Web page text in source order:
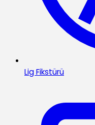
Lig Fikstürü